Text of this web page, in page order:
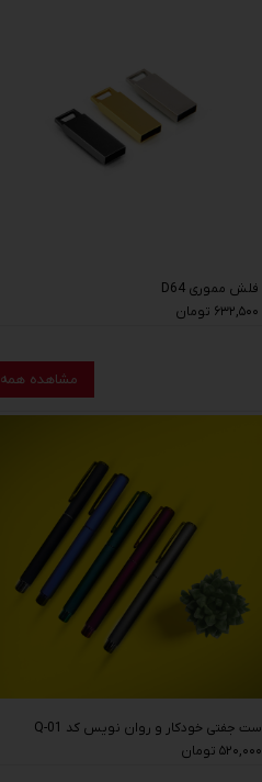
فلش مموری D64
۶۳۲,۵۰۰ تومان
ست جفتی خودکار و روان نویس کد Q-01
۵۲۰,۰۰۰ تومان
مشاهده همه